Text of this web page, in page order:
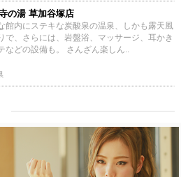
の湯 草加谷塚店
館内にステキな炭酸泉の温泉、しかも露天風
で、さらには、岩盤浴、マッサージ、耳かき
などの設備も。 さんざん楽しん..